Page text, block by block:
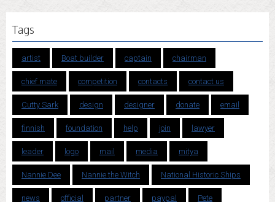
Tags
artist Boat builder captain chairman
chief mate competition contacts contact us
Cutty Sark design designer donate email
finnish foundation help join lawyer
leader logo mail media mitya
Nannie Dee Nannie the Witch National Historic Ships
news official partner paypal Pete